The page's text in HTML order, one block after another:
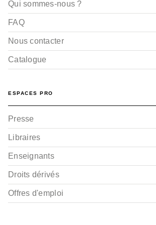
Qui sommes-nous ?
FAQ
Nous contacter
Catalogue
ESPACES PRO
Presse
Libraires
Enseignants
Droits dérivés
Offres d'emploi